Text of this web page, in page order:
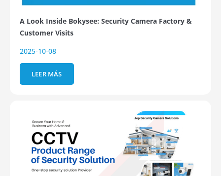
A Look Inside Bokysee: Security Camera Factory &
Customer Visits
2025-10-08
LEER MÁS